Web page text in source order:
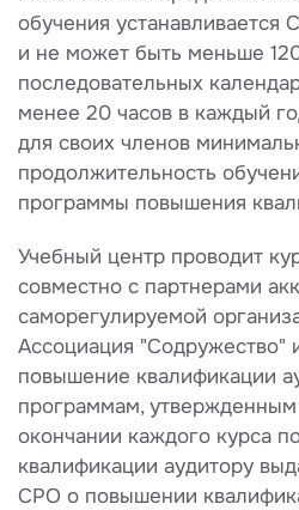
обучения устанавливается
и не может быть меньше
последовательных
менее 20 часов в каждый
для своих членов
продолжительность
программы повышения
Учебный центр проводит
совместно с партнерами
саморегулируемой
Ассоциация "Содружество"
повышение квалификации
программам,
окончании каждого курса
квалификации аудитору
СРО о повышении